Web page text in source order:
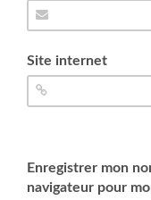
Site internet
Enregistrer mon
navigateur pour